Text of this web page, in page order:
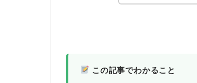
この記事でわかること